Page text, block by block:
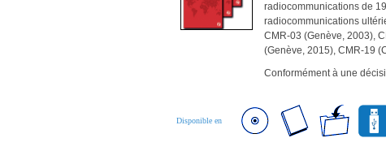
radiocommunications de
radiocommunications
CMR-03 (Genève, 2003),
(Genève, 2015), CMR-19
Conformément à une
Disponible en